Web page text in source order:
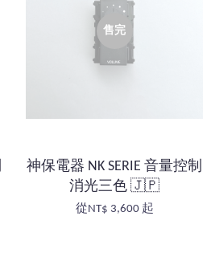
售完
神保電器 NK SERIE 音量控制
消光三色 🇯🇵
從NT$ 3,600 起